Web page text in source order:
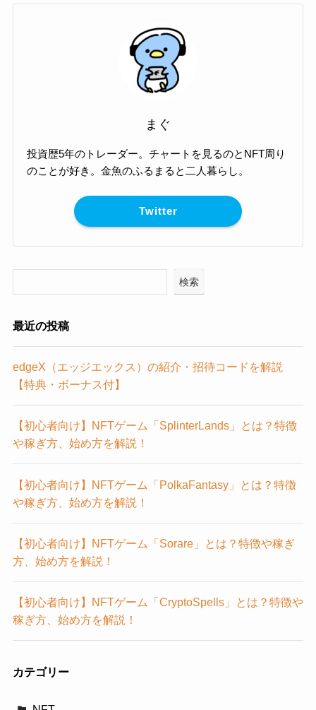
まぐ
投資歴5年のトレーダー。チャートを見るのとNFT周り
のことが好き。金魚のふるまると二人暮らし。
Twitter
検索
最近の投稿
edgeX（エッジエックス）の紹介・招待コードを解説
【特典・ボーナス付】
【初心者向け】NFTゲーム「SplinterLands」とは？特徴
や稼ぎ方、始め方を解説！
【初心者向け】NFTゲーム「PolkaFantasy」とは？特徴
や稼ぎ方、始め方を解説！
【初心者向け】NFTゲーム「Sorare」とは？特徴や稼ぎ
方、始め方を解説！
【初心者向け】NFTゲーム「CryptoSpells」とは？特徴や
稼ぎ方、始め方を解説！
カテゴリー